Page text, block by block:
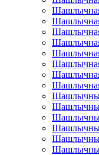
Шашлычная